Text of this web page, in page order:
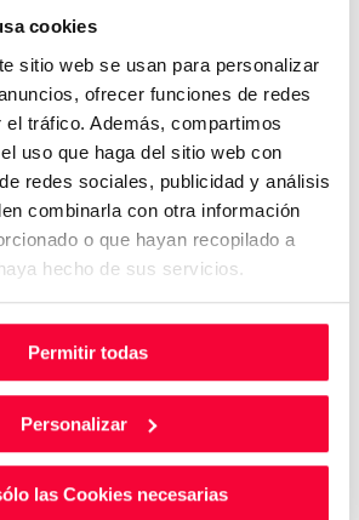
cookies
sitio web se usan para personalizar
ofrecer funciones de redes
tráfico. Además, compartimos
uso que haga del sitio web con
redes sociales, publicidad y análisis
combinarla con otra información
o que hayan recopilado a
hecho de sus servicios.
Permitir todas
Personalizar
las Cookies necesarias
del vehículo
1559
mm
1859mm
kg
488L
que ya compraron en
Motor te cuentan cómo